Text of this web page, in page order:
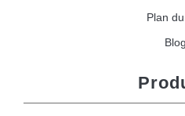
Plan
Blog